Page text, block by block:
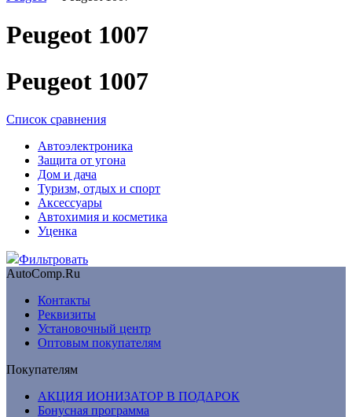
Peugeot 1007
Peugeot 1007
Список сравнения
Автоэлектроника
Защита от угона
Дом и дача
Туризм, отдых и спорт
Аксессуары
Автохимия и косметика
Уценка
Фильтровать
AutoComp.Ru
Контакты
Реквизиты
Установочный центр
Оптовым покупателям
Покупателям
АКЦИЯ ИОНИЗАТОР В ПОДАРОК
Бонусная программа